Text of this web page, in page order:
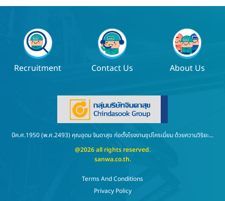
Recruitment Contact Us About Us
ปีค.ศ.1950 (พ.ศ.2493) คุณอุดม จินดาสุข ก่อตั้งโรงงานชุปโครเมี่ยม ด้วยความวิริยะ...
@2026 all rights reserved.
sanwa.co.th.
Terms And Conditions
Privacy Policy